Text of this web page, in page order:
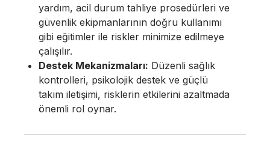
yardım, acil durum tahliye prosedürleri ve
güvenlik ekipmanlarının doğru kullanımı
gibi eğitimler ile riskler minimize edilmeye
çalışılır.
Destek Mekanizmaları: Düzenli sağlık
kontrolleri, psikolojik destek ve güçlü
takım iletişimi, risklerin etkilerini azaltmada
önemli rol oynar.